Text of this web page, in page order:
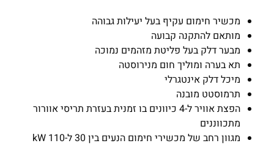
מכשיר חימום עקיף בעל יעילות גבוהה
מותאם להתקנה קבועה
מבער דלק בעל פליטת מזהמים נמוכה
תא בערה ומוליך חום מנירוסטה
מיכל דלק אינטגרלי
תרמוסטט מובנה
הפצת אוויר ל-4 כיוונים בו זמנית בעזרת תריסי אוורור
מתכווננים
מגוון רחב של מכשירי חימום הנעים בין 30 ל-110 kW